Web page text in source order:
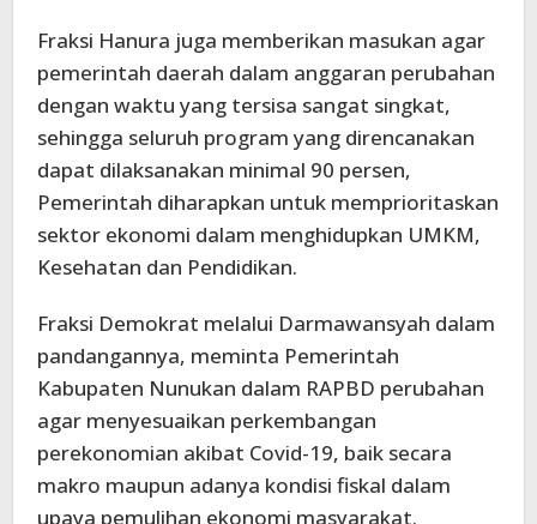
Fraksi Hanura juga memberikan masukan agar
pemerintah daerah dalam anggaran perubahan
dengan waktu yang tersisa sangat singkat,
sehingga seluruh program yang direncanakan
dapat dilaksanakan minimal 90 persen,
Pemerintah diharapkan untuk memprioritaskan
sektor ekonomi dalam menghidupkan UMKM,
Kesehatan dan Pendidikan.
Fraksi Demokrat melalui Darmawansyah dalam
pandangannya, meminta Pemerintah
Kabupaten Nunukan dalam RAPBD perubahan
agar menyesuaikan perkembangan
perekonomian akibat Covid-19, baik secara
makro maupun adanya kondisi fiskal dalam
upaya pemulihan ekonomi masyarakat.